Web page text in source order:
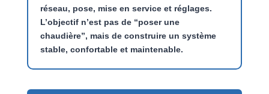
réseau, pose, mise en service et réglages.
L’objectif n’est pas de “poser une
chaudière”, mais de construire un système
stable, confortable et maintenable.